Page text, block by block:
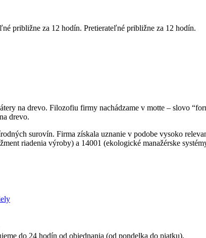
Pretierateľné približne za 12 hodín.
na drevo. Filozofiu firmy nachádzame v motte – slovo
drevo.
surovín. Firma získala uznanie v podobe vysoko
riadenia výroby) a 14001 (ekologické manažérske
do 24 hodín od objednania (od pondelka do piatku).